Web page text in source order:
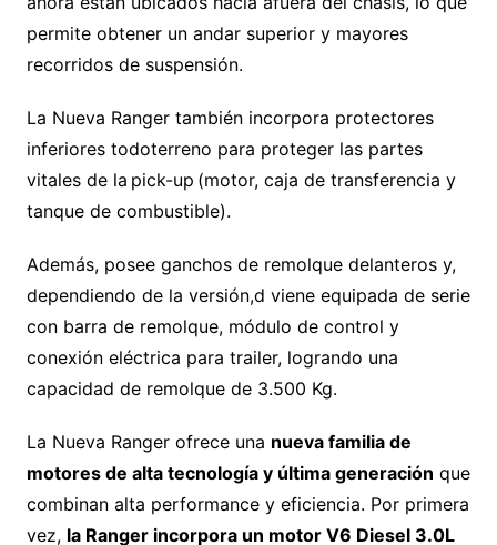
permite obtener un andar superior y mayores
recorridos de suspensión.
La Nueva Ranger también incorpora protectores
inferiores todoterreno para proteger las partes
vitales de la pick-up (motor, caja de transferencia y
tanque de combustible).
Además, posee ganchos de remolque delanteros y,
dependiendo de la versión,d viene equipada de serie
con barra de remolque, módulo de control y
conexión eléctrica para trailer, logrando una
capacidad de remolque de 3.500 Kg.
La Nueva Ranger ofrece una nueva familia de
motores de alta tecnología y última generación que
combinan alta performance y eficiencia. Por primera
vez, la Ranger incorpora un motor V6 Diesel 3.0L